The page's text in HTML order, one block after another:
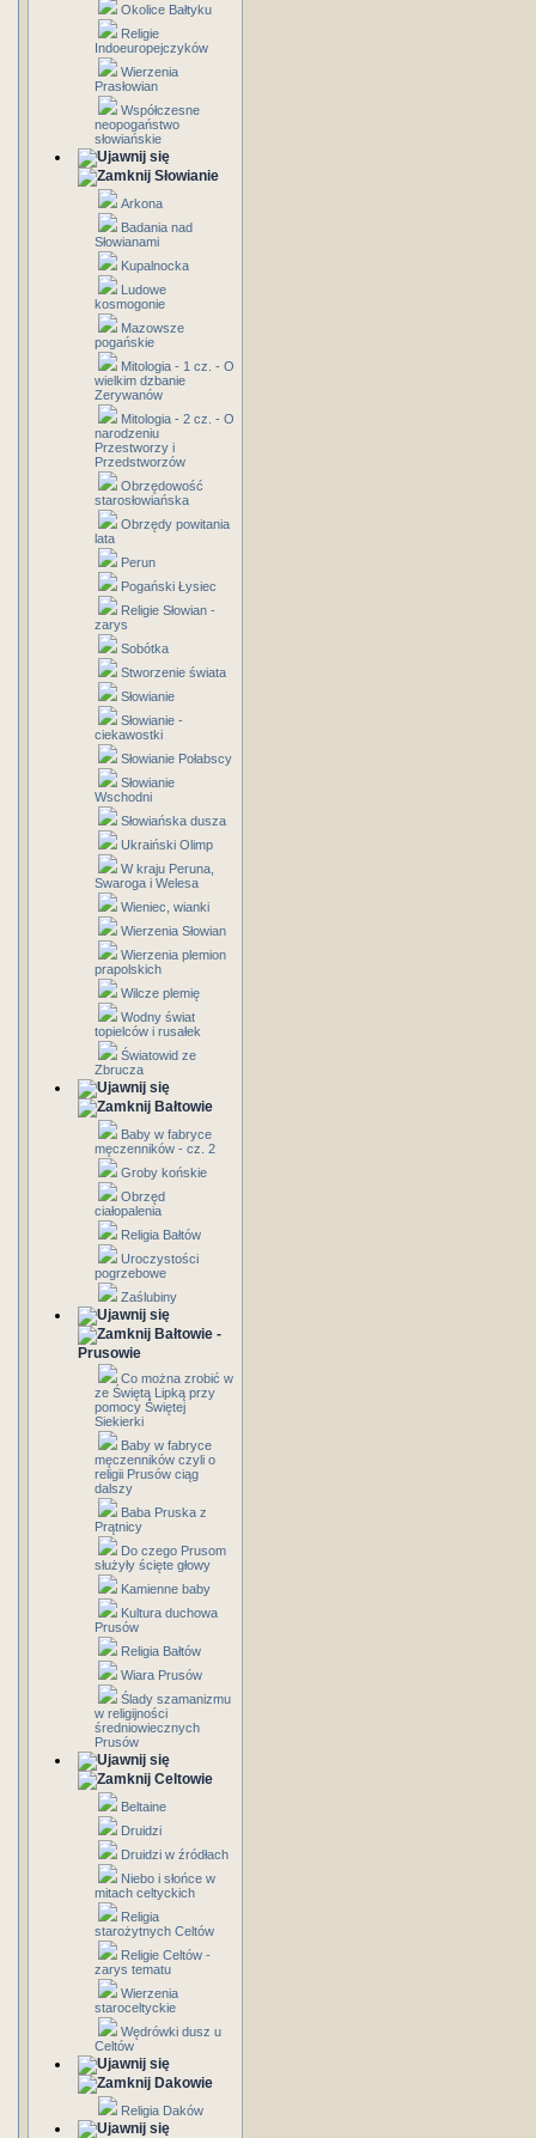
Okolice Bałtyku
Religie
Indoeuropejczyków
Wierzenia
Prasłowian
Współczesne
neopogaństwo
słowiańskie
Słowianie
Arkona
Badania nad
Słowianami
Kupalnocka
Ludowe
kosmogonie
Mazowsze
pogańskie
Mitologia - 1 cz. - O
wielkim dzbanie
Zerywanów
Mitologia - 2 cz. - O
narodzeniu
Przestworzy i
Przedstworzów
Obrzędowość
starosłowiańska
Obrzędy powitania
lata
Perun
Pogański Łysiec
Religie Słowian -
zarys
Sobótka
Stworzenie świata
Słowianie
Słowianie -
ciekawostki
Słowianie Połabscy
Słowianie
Wschodni
Słowiańska dusza
Ukraiński Olimp
W kraju Peruna,
Swaroga i Welesa
Wieniec, wianki
Wierzenia Słowian
Wierzenia plemion
prapolskich
Wilcze plemię
Wodny świat
topielców i rusałek
Światowid ze
Zbrucza
Bałtowie
Baby w fabryce
męczenników - cz. 2
Groby końskie
Obrzęd
ciałopalenia
Religia Bałtów
Uroczystości
pogrzebowe
Zaślubiny
Bałtowie -
Prusowie
Co można zrobić w
ze Świętą Lipką przy
pomocy Świętej
Siekierki
Baby w fabryce
męczenników czyli o
religii Prusów ciąg
dalszy
Baba Pruska z
Prątnicy
Do czego Prusom
służyły ścięte głowy
Kamienne baby
Kultura duchowa
Prusów
Religia Bałtów
Wiara Prusów
Ślady szamanizmu
w religijności
średniowiecznych
Prusów
Celtowie
Beltaine
Druidzi
Druidzi w źródłach
Niebo i słońce w
mitach celtyckich
Religia
starożytnych Celtów
Religie Celtów -
zarys tematu
Wierzenia
staroceltyckie
Wędrówki dusz u
Celtów
Dakowie
Religia Daków